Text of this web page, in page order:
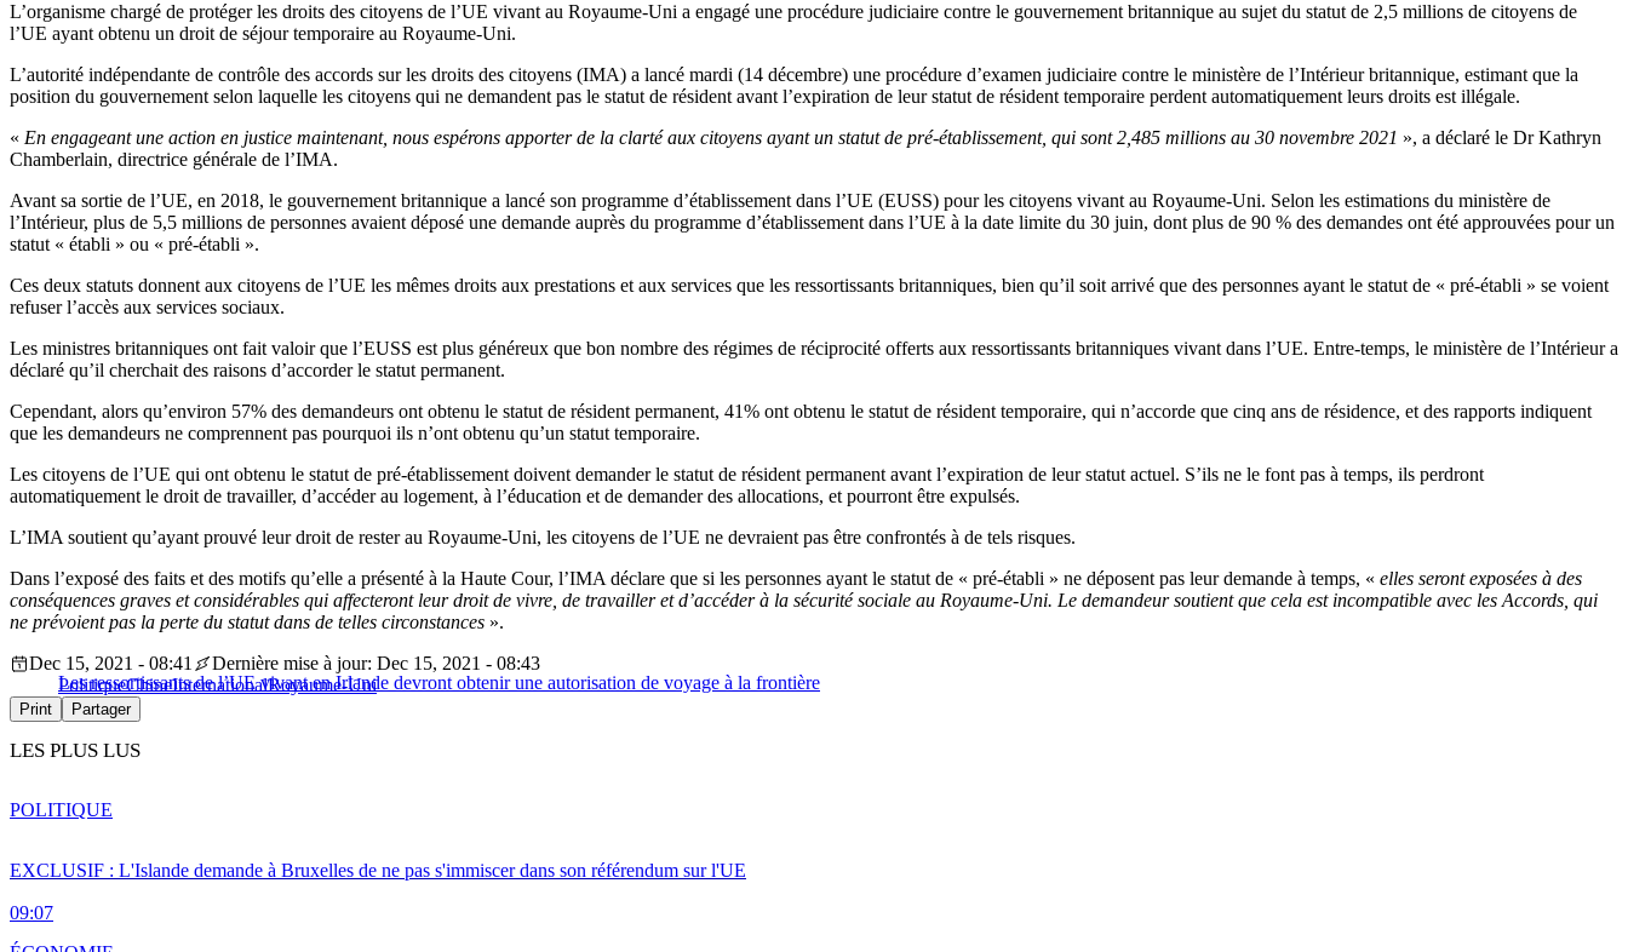
L’organisme chargé de protéger les droits des citoyens de l’UE vivant au Royaume-Uni a engagé une procédure judiciaire contre le gouvernement britannique au sujet du statut de 2,5 millions de citoyens de
l’UE ayant obtenu un droit de séjour temporaire au Royaume-Uni.
L’autorité indépendante de contrôle des accords sur les droits des citoyens (IMA) a lancé mardi (14 décembre) une procédure d’examen judiciaire contre le ministère de l’Intérieur britannique, estimant que la
position du gouvernement selon laquelle les citoyens qui ne demandent pas le statut de résident avant l’expiration de leur statut de résident temporaire perdent automatiquement leurs droits est illégale.
« En engageant une action en justice maintenant, nous espérons apporter de la clarté aux citoyens ayant un statut de pré-établissement, qui sont 2,485 millions au 30 novembre 2021 », a déclaré le Dr Kathryn
Chamberlain, directrice générale de l’IMA.
Avant sa sortie de l’UE, en 2018, le gouvernement britannique a lancé son programme d’établissement dans l’UE (EUSS) pour les citoyens vivant au Royaume-Uni. Selon les estimations du ministère de
l’Intérieur, plus de 5,5 millions de personnes avaient déposé une demande auprès du programme d’établissement dans l’UE à la date limite du 30 juin, dont plus de 90 % des demandes ont été approuvées pour un
statut « établi » ou « pré-établi ».
Ces deux statuts donnent aux citoyens de l’UE les mêmes droits aux prestations et aux services que les ressortissants britanniques, bien qu’il soit arrivé que des personnes ayant le statut de « pré-établi » se voient
refuser l’accès aux services sociaux.
Les ministres britanniques ont fait valoir que l’EUSS est plus généreux que bon nombre des régimes de réciprocité offerts aux ressortissants britanniques vivant dans l’UE. Entre-temps, le ministère de l’Intérieur a
déclaré qu’il cherchait des raisons d’accorder le statut permanent.
Cependant, alors qu’environ 57% des demandeurs ont obtenu le statut de résident permanent, 41% ont obtenu le statut de résident temporaire, qui n’accorde que cinq ans de résidence, et des rapports indiquent
que les demandeurs ne comprennent pas pourquoi ils n’ont obtenu qu’un statut temporaire.
Les citoyens de l’UE qui ont obtenu le statut de pré-établissement doivent demander le statut de résident permanent avant l’expiration de leur statut actuel. S’ils ne le font pas à temps, ils perdront
automatiquement le droit de travailler, d’accéder au logement, à l’éducation et de demander des allocations, et pourront être expulsés.
L’IMA soutient qu’ayant prouvé leur droit de rester au Royaume-Uni, les citoyens de l’UE ne devraient pas être confrontés à de tels risques.
Dans l’exposé des faits et des motifs qu’elle a présenté à la Haute Cour, l’IMA déclare que si les personnes ayant le statut de « pré-établi » ne déposent pas leur demande à temps, « elles seront exposées à des
conséquences graves et considérables qui affecteront leur droit de vivre, de travailler et d’accéder à la sécurité sociale au Royaume-Uni. Le demandeur soutient que cela est incompatible avec les Accords, qui
ne prévoient pas la perte du statut dans de telles circonstances ».
Les ressortissants de l’UE vivant en Irlande devront obtenir une autorisation de voyage à la frontière
Dec 15, 2021 - 08:41
Dernière mise à jour: Dec 15, 2021 - 08:43
PolitiqueChineInternationalRoyaume-Uni
Print Partager
LES PLUS LUS
EXCLUSIF : L'Islande demande à Bruxelles de ne pas s'immiscer dans son référendum sur l'UE
09:07
POLITIQUE